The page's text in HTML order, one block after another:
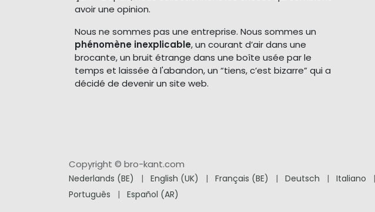
avoir une opinion.
Nous ne sommes pas une entreprise. Nous sommes un
phénomène inexplicable, un courant d’air dans une
brocante, un bruit étrange dans une boîte usée par le
temps et laissée à l'abandon, un “tiens, c’est bizarre” qui a
décidé de devenir un site web.
Copyright © bro-kant.com
Nederlands (BE) | English (UK) | Français (BE) | Deutsch | Italiano
|
Português
| Español (AR)